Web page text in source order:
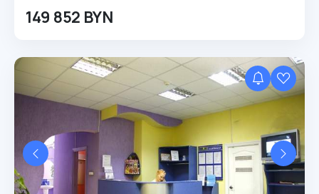
149 852 BYN